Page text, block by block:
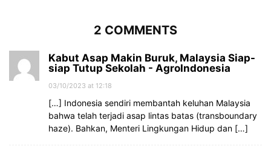
2 COMMENTS
Kabut Asap Makin Buruk, Malaysia Siap-
siap Tutup Sekolah - AgroIndonesia
03/10/2023 at 12:18
[…] Indonesia sendiri membantah keluhan Malaysia
bahwa telah terjadi asap lintas batas (transboundary
haze). Bahkan, Menteri Lingkungan Hidup dan […]